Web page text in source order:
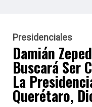
Presidenciales
Damián
Buscará Ser
La
Querétaro,